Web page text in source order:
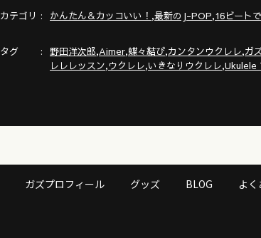
カテゴリ かんたん＆カッコいい！ ,最新のJ-POP,16ビート
タグ 野田洋次郎,Aimer,蝶々結び,カンタンウクレレ,ガ
レレレッスン,ウクレレ,いきなりウクレレ,Ukulele
ガズプロフィール グッズ BLOG よ